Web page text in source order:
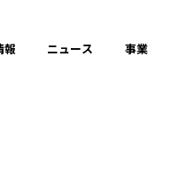
報 ニュース 事業